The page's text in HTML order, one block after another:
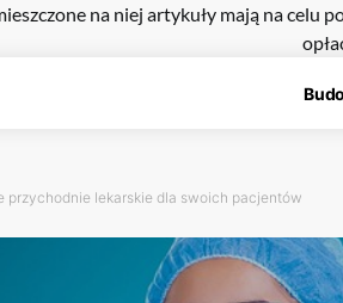
na niej artykuły mają na
przychodnie lekarskie dla swoich pacjentów